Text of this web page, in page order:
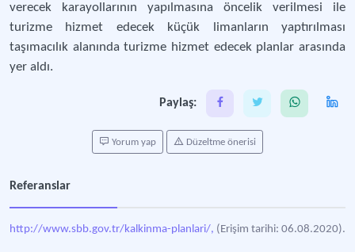
verecek karayollarının yapılmasına öncelik verilmesi ile
turizme hizmet edecek küçük limanların yaptırılması
taşımacılık alanında turizme hizmet edecek planlar arasında
yer aldı.
Paylaş:
Yorum yap Düzeltme önerisi
Referanslar
http://www.sbb.gov.tr/kalkinma-planlari/, (Erişim tarihi: 06.08.2020).